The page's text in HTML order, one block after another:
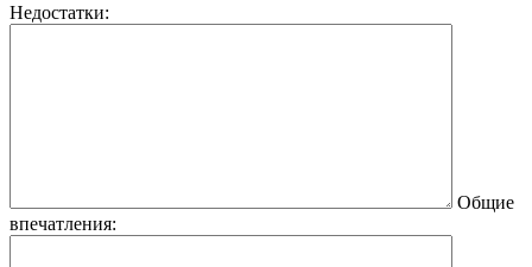
Недостатки:
Общие
впечатления: